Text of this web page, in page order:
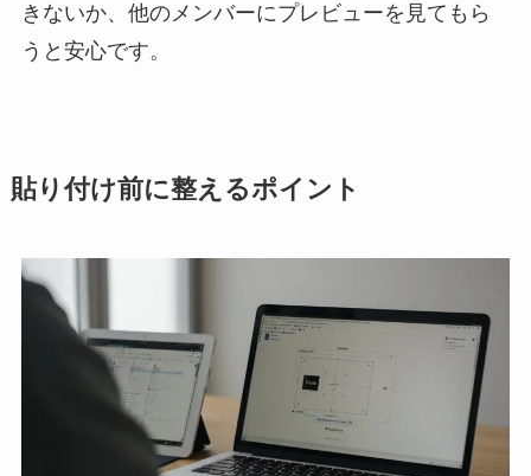
きないか、他のメンバーにプレビューを見てもら
うと安心です。
貼り付け前に整えるポイント